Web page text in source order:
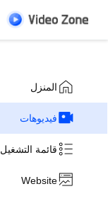
المنزل
فيديوهات
قائمة التشغيل
Website